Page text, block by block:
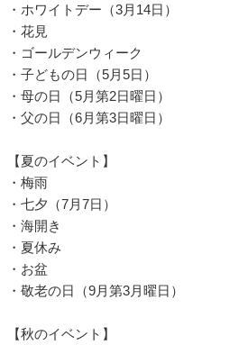
・ホワイトデー（3月14日）
・花見
・ゴールデンウィーク
・子どもの日（5月5日）
・母の日（5月第2日曜日）
・父の日（6月第3日曜日）
【夏のイベント】
・梅雨
・七夕（7月7日）
・海開き
・夏休み
・お盆
・敬老の日（9月第3月曜日）
【秋のイベント】